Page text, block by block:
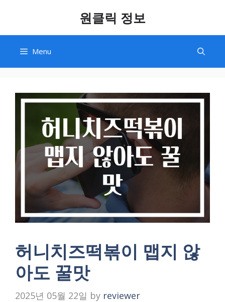
content
원클릭 정보
Menu
허니치즈떡볶이 맵지 않
아도 꿀맛
2025년 05월 22일 by reviewer